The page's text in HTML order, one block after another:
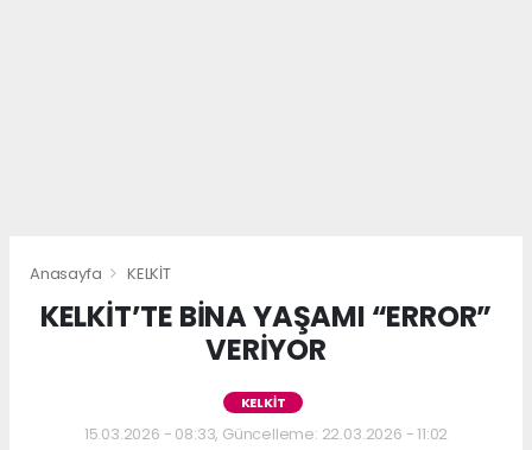
Anasayfa KELKİT
KELKİT’TE BİNA YAŞAMI “ERROR”
VERİYOR
KELKİT
15.03.2026 - 08:33, Güncelleme: 22.03.2026 - 11:02